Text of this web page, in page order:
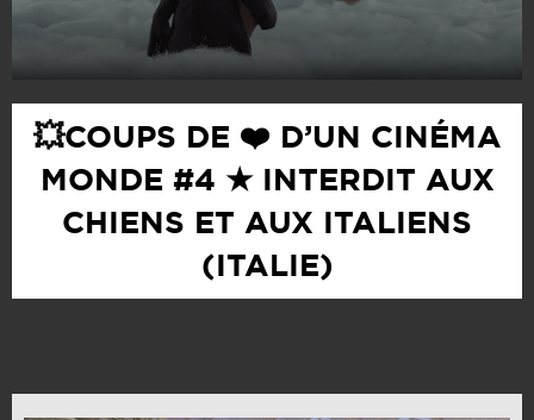
💥COUPS DE ❤️ D’UN CINÉMA
MONDE #4 ★ INTERDIT AUX
CHIENS ET AUX ITALIENS
(ITALIE)